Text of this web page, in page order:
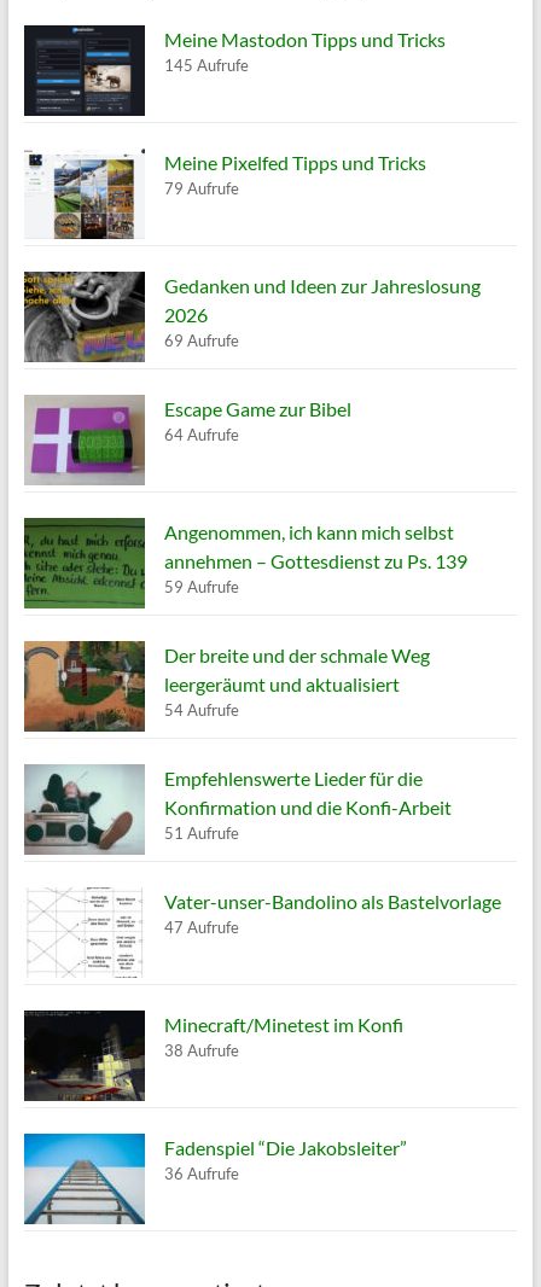
Meine Mastodon Tipps und Tricks
145 Aufrufe
Meine Pixelfed Tipps und Tricks
79 Aufrufe
Gedanken und Ideen zur Jahreslosung
2026
69 Aufrufe
Escape Game zur Bibel
64 Aufrufe
Angenommen, ich kann mich selbst
annehmen – Gottesdienst zu Ps. 139
59 Aufrufe
Der breite und der schmale Weg
leergeräumt und aktualisiert
54 Aufrufe
Empfehlenswerte Lieder für die
Konfirmation und die Konfi-Arbeit
51 Aufrufe
Vater-unser-Bandolino als Bastelvorlage
47 Aufrufe
Minecraft/Minetest im Konfi
38 Aufrufe
Fadenspiel “Die Jakobsleiter”
36 Aufrufe